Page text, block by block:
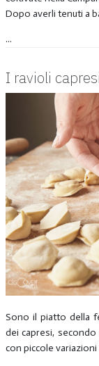
Dopo averli tenuti a
...
I ravioli capresi
Sono il piatto della
dei capresi,
con piccole variazioni